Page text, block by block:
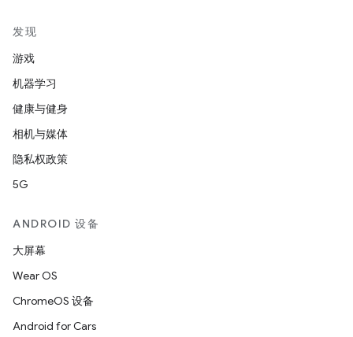
发现
游戏
机器学习
健康与健身
相机与媒体
隐私权政策
5G
ANDROID 设备
大屏幕
Wear OS
ChromeOS 设备
Android for Cars